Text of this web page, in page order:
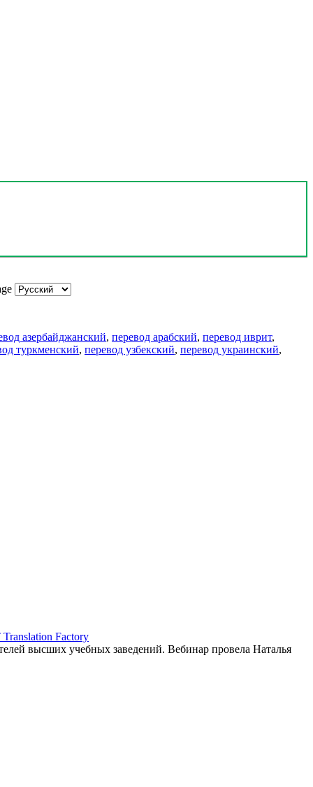
азербайджанский, перевод арабский, перевод иврит,
туркменский, перевод узбекский, перевод украинский,
Factory
высших учебных заведений. Вебинар провела Наталья